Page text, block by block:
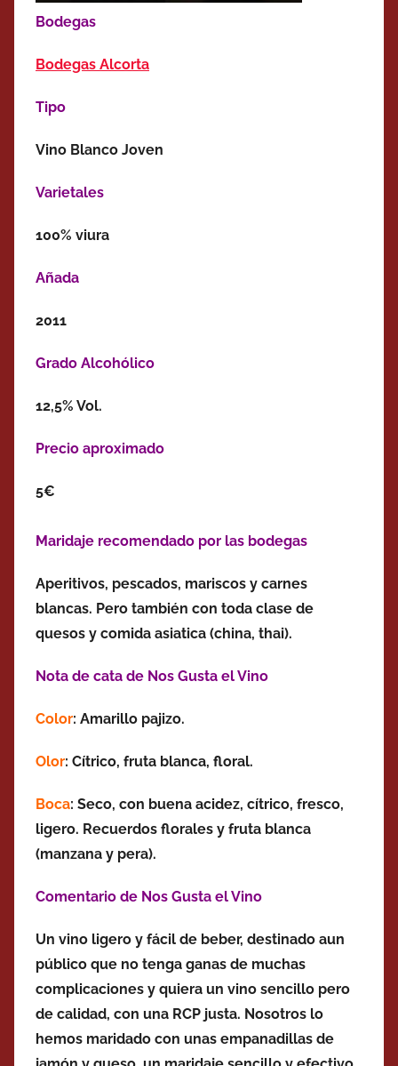
Bodegas
Bodegas Alcorta
Tipo
Vino Blanco Joven
Varietales
100% viura
Añada
2011
Grado Alcohólico
12,5% Vol.
Precio aproximado
5€
Maridaje recomendado por las bodegas
Aperitivos, pescados, mariscos y carnes
blancas. Pero también con toda clase de
quesos y comida asiatica (china, thai).
Nota de cata de Nos Gusta el Vino
Color: Amarillo pajizo.
Olor: Cítrico, fruta blanca, floral.
Boca: Seco, con buena acidez, cítrico, fresco,
ligero. Recuerdos florales y fruta blanca
(manzana y pera).
Comentario de Nos Gusta el Vino
Un vino ligero y fácil de beber, destinado aun
público que no tenga ganas de muchas
complicaciones y quiera un vino sencillo pero
de calidad, con una RCP justa. Nosotros lo
hemos maridado con unas empanadillas de